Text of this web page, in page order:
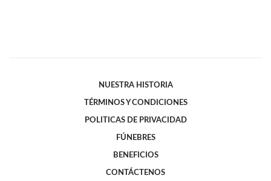
NUESTRA HISTORIA
TÉRMINOS Y CONDICIONES
POLITICAS DE PRIVACIDAD
FÚNEBRES
BENEFICIOS
CONTÁCTENOS